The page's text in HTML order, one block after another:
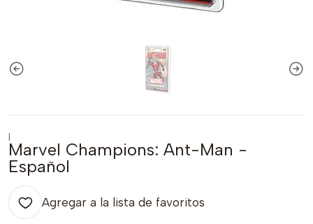
|
Marvel Champions: Ant-Man -
Español
Agregar a la lista de favoritos